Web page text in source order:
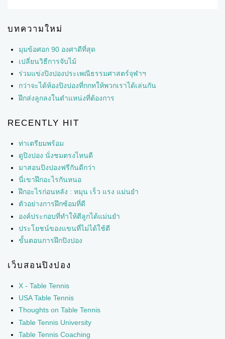
บทความใหม่
มุมข้อศอก 90 องศาดีที่สุด
เปลี่ยนวิธีการจับไม้
ร่วมแข่งปิงปองประเพณีธรรมศาสตร์จุฬาฯ
กว่าจะได้ห้องปิงปองที่กกทให้พวกเราได้เล่นกัน
ฝึกส่งลูกลงในตำแหน่งที่ต้องการ
RECENTLY HIT
ท่าเตรียมพร้อม
ดูปิงปอง นั่งชมตรงไหนดี
มาสอนปิงปองฟรีกันดีกว่า
นี่เขาฝึกอะไรกันหนอ
ฝึกอะไรก่อนหลัง : หมุน เร็ว แรง แม่นยำ
ตัวอย่างการฝึกซ้อมที่ดี
องค์ประกอบที่ทำให้ตีลูกได้แม่นยำ
ประโยชน์ของแขนที่ไม่ได้ใช้ตี
ขั้นตอนการฝึกปิงปอง
เว็บสอนปิงปอง
X - Table Tennis
USA Table Tennis
Thoughts on Table Tennis
Table Tennis University
Table Tennis Coaching